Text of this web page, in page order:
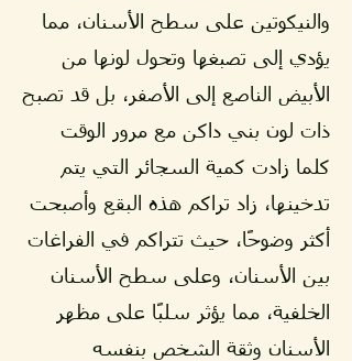
والنيكوتين على سطح الأسنان، مما
يؤدي إلى تصبغها وتحول لونها من
الأبيض الناصع إلى الأصفر، بل قد تصبح
ذات لون بني داكن مع مرور الوقت
كلما زادت كمية السجائر التي يتم
تدخينها، زاد تراكم هذه البقع وأصبحت
أكثر وضوحًا، حيث تتراكم في الفراغات
بين الأسنان، وعلى سطح الأسنان
الخلفية، مما يؤثر سلبًا على مظهر
الأسنان وثقة الشخص بنفسه